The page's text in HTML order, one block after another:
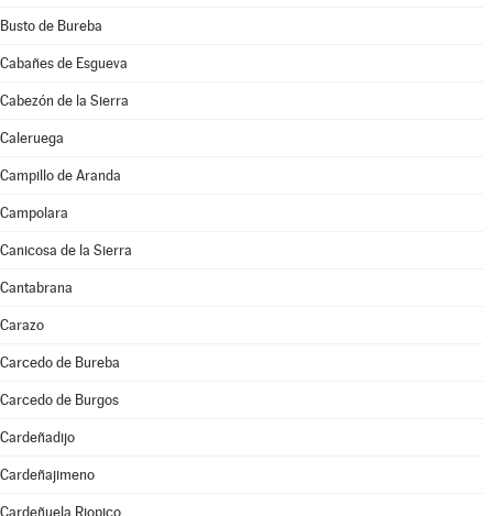
Busto de Bureba
Cabañes de Esgueva
Cabezón de la Sierra
Caleruega
Campillo de Aranda
Campolara
Canicosa de la Sierra
Cantabrana
Carazo
Carcedo de Bureba
Carcedo de Burgos
Cardeñadijo
Cardeñajimeno
Cardeñuela Riopico